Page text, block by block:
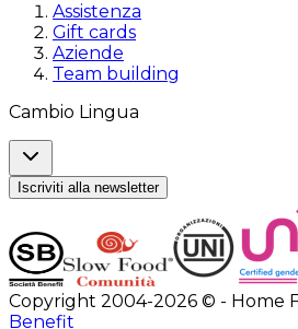
Assistenza
Gift cards
Aziende
Team building
Cambio Lingua
Iscriviti alla newsletter
Copyright 2004-2026 © - Home
Benefit